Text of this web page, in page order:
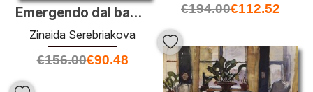
Emergendo dal bagno
Zinaida Serebriakova
€156.00€90.48
€194.00€112.52